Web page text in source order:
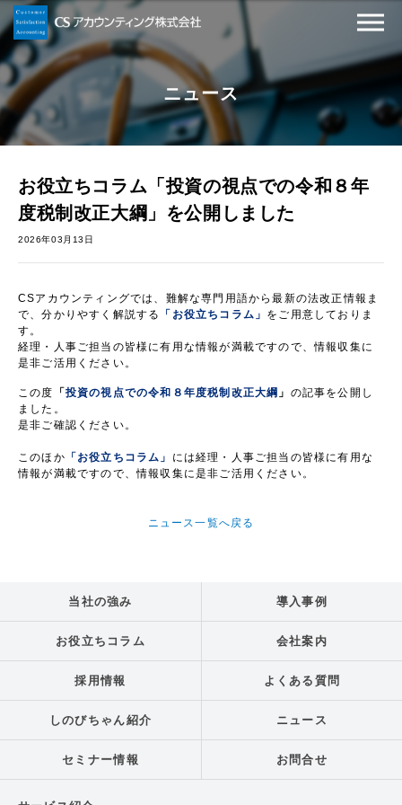
ニュース
お役立ちコラム「投資の視点での令和８年
度税制改正大綱」を公開しました
2026年03月13日
CSアカウンティングでは、難解な専門用語から最新の法改正情報ま
で、分かりやすく解説する
「お役立ちコラム」 をご用意しておりま
す。
経理・人事ご担当の皆様に有用な情報が満載ですので、情報収集に
是非ご活用ください。
この度 「 投資の視点での令和８年度税制改正大綱 」 の記事を公開し
ました。
是非ご確認ください。
このほか 「お役立ちコラム」 には経理・人事ご担当の皆様に有用な
情報が満載ですので、情報収集に是非ご活用ください。
ニュース一覧へ戻る
当社の強み 導入事例
お役立ちコラム 会社案内
採用情報 よくある質問
しのびちゃん紹介 ニュース
セミナー情報 お問合せ